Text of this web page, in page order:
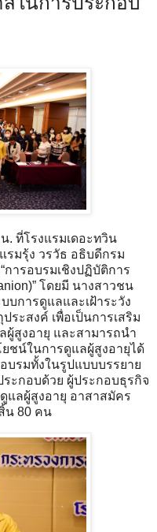
. ที่โรงแรมเดอะทวิน
รมรุ้ง วรวัธ อธิบดีกรม
การอบรมเชิงปฏิบัติการ
โดยมี นางสาวชน
บการดูแลและเฝ้าระวัง
ระสงค์ เพื่อเป็นการเสริม
ผู้สูงอายุ และสามารถนำ
ชน์ในการดูแลผู้สูงอายุได้
บรมทั้งในรูปแบบบรรยาย
ะกอบด้วย ผู้ประกอบธุรกิจ
แลผู้สูงอายุ อาสาสมัคร
น 80 คน